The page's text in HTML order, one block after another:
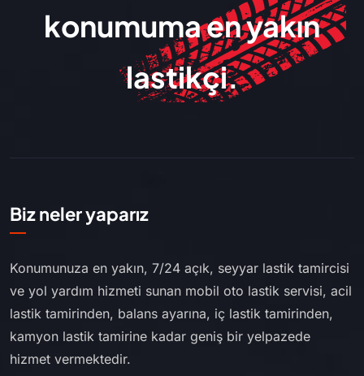
konumuma en yakın
lastikçi.
Biz neler yaparız
Konumunuza en yakın, 7/24 açık, seyyar lastik tamircisi
ve yol yardım hizmeti sunan mobil oto lastik servisi, acil
lastik tamirinden, balans ayarına, iç lastik tamirinden,
kamyon lastik tamirine kadar geniş bir yelpazede
hizmet vermektedir.